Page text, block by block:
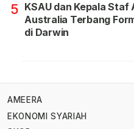
5 KSAU dan Kepala Staf
Australia Terbang
di Darwin
AMEERA
EKONOMI SYARIAH